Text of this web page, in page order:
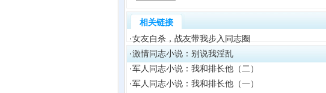
相关链接
·女友自杀，战友带我步入同志圈
·激情同志小说：别说我淫乱
·军人同志小说：我和排长他（二）
·军人同志小说：我和排长他（一）